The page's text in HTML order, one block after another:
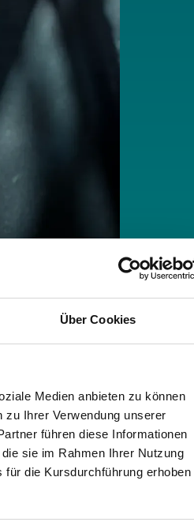
Über Cookies
Medien anbieten zu können
zu Ihrer Verwendung unserer
führen diese Informationen
sie im Rahmen Ihrer Nutzung
die Kursdurchführung erhoben